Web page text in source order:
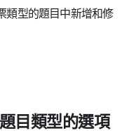
類型的題目中新增和修
目類型的選項